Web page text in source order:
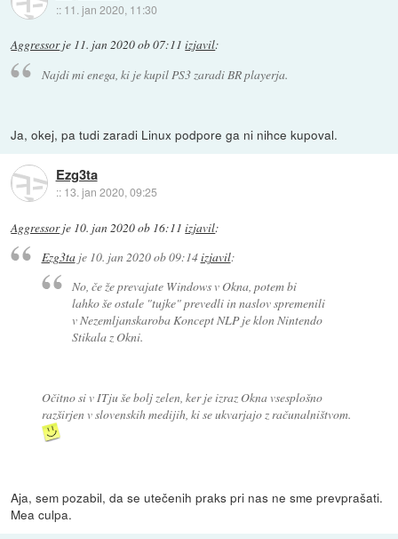
:: 11. jan 2020, 11:30
Aggressorje 11. jan 2020 ob 07:11 izjavil:
Najdi mi enega, ki je kupil PS3 zaradi BR playerja.
Ja, okej, pa tudi zaradi Linux podpore ga ni nihce kupoval.
Ezg3ta
:: 13. jan 2020, 09:25
Aggressorje 10. jan 2020 ob 16:11 izjavil:
Ezg3taje 10. jan 2020 ob 09:14izjavil:
No, če že prevajate Windows v Okna, potem bi
lahko še ostale "tujke" prevedli in naslov spremenili
vNezemljanskaroba Koncept NLP je klon Nintendo
Stikala z Okni.
Očitno si v ITju še bolj zelen, ker je izraz Okna vsesplošno
razširjen v slovenskih medijih, ki se ukvarjajo z računalništvom.
Aja, sem pozabil, da se utečenih praks pri nas ne sme prevprašati.
Mea culpa.